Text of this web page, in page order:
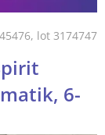
lot 3174747
6-